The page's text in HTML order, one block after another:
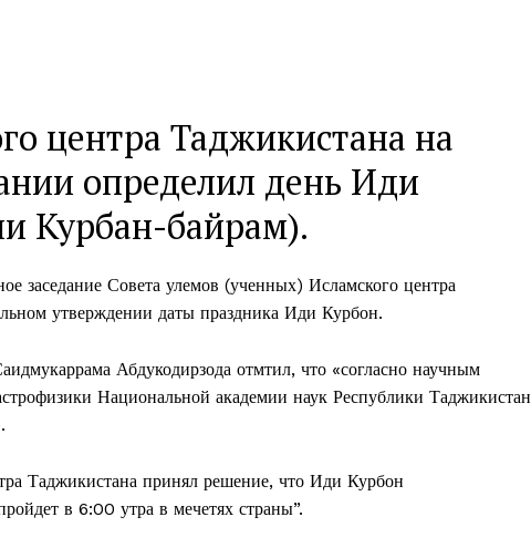
центра Таджикистана на
определил день Иди
Курбан-байрам).
заседание Совета улемов (ученных) Исламского центра
утверждении даты праздника Иди Курбон.
Абдукодирзода отмтил, что «согласно научным
Национальной академии наук Республики Таджикистан
Таджикистана принял решение, что Иди Курбон
в 6:00 утра в мечетях страны”.